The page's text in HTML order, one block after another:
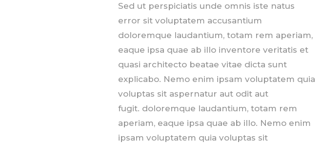
Sed ut perspiciatis unde omnis iste natus
error sit voluptatem accusantium
doloremque laudantium, totam rem aperiam,
eaque ipsa quae ab illo inventore veritatis et
quasi architecto beatae vitae dicta sunt
explicabo. Nemo enim ipsam voluptatem quia
voluptas sit aspernatur aut odit aut
fugit. doloremque laudantium, totam rem
aperiam, eaque ipsa quae ab illo. Nemo enim
ipsam voluptatem quia voluptas sit